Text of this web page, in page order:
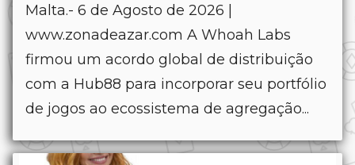
Malta.- 6 de Agosto de 2026 |
www.zonadeazar.com A Whoah Labs
firmou um acordo global de distribuição
com a Hub88 para incorporar seu portfólio
de jogos ao ecossistema de agregação...